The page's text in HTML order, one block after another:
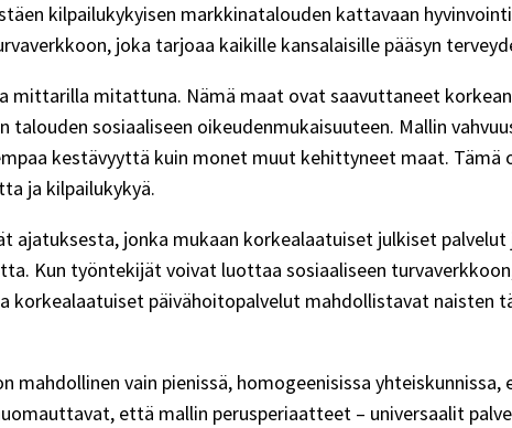
kilpailukykyisen markkinatalouden kattavaan
joka tarjoaa kaikille kansalaisille pääsyn
mitattuna. Nämä maat ovat saavuttaneet
talouden sosiaaliseen oikeudenmukaisuuteen. Mallin
kestävyyttä kuin monet muut kehittyneet maat.
ja kilpailukykyä.
jonka mukaan korkealaatuiset julkiset palvelut
Kun työntekijät voivat luottaa sosiaaliseen
korkealaatuiset päivähoitopalvelut mahdollistavat naisten
vain pienissä, homogeenisissa yhteiskunnissa,
että mallin perusperiaatteet – universaalit